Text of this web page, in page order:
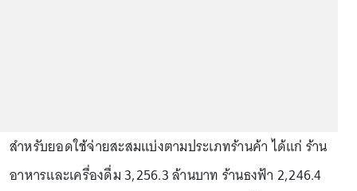
สำหรับยอดใช้จ่ายสะสมแบ่งตามประเภทร้านค้า ได้แก่ ร้าน
อาหารและเครื่องดื่ม 3,256.3 ล้านบาท ร้านธงฟ้า 2,246.4